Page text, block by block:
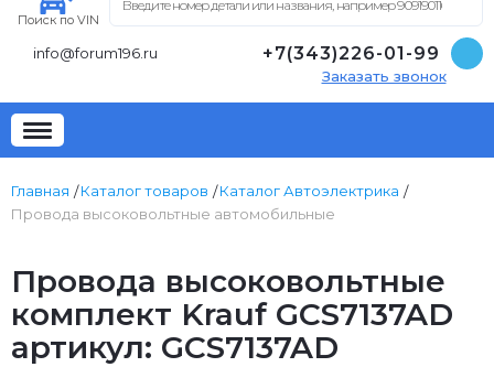
Поиск по VIN
info@forum196.ru +7(343)226-01-99
Заказать звонок
Главная Каталог товаров
Каталог Автоэлектрика
Провода высоковольтные автомобильные
Провода высоковольтные
комплект Krauf GCS7137AD
артикул: GCS7137AD